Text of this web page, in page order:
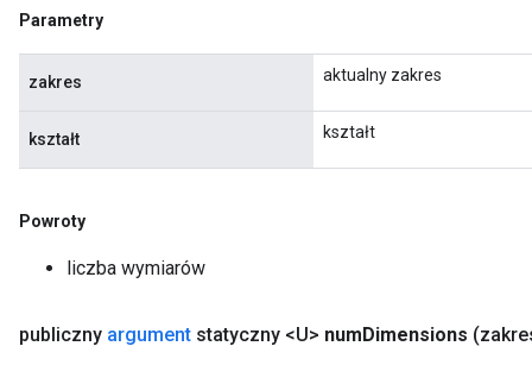
Parametry
zakres aktualny zakres
kształt kształt
Powroty
liczba wymiarów
publiczny argument statyczny <U> numDimensions